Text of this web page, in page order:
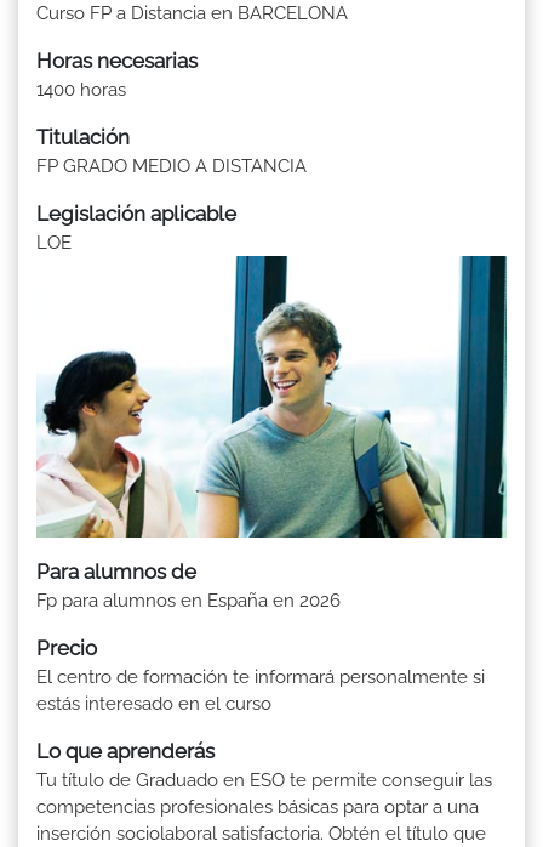
Curso FP a Distancia en BARCELONA
Horas necesarias
1400 horas
Titulación
FP GRADO MEDIO A DISTANCIA
Legislación aplicable
LOE
Para alumnos de
Fp para alumnos en España en 2026
Precio
El centro de formación te informará personalmente si
estás interesado en el curso
Lo que aprenderás
Tu título de Graduado en ESO te permite conseguir las
competencias profesionales básicas para optar a una
inserción sociolaboral satisfactoria. Obtén el título que